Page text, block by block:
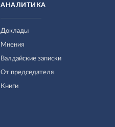
АНАЛИТИКА
Доклады
Мнения
Валдайские записки
От председателя
Книги